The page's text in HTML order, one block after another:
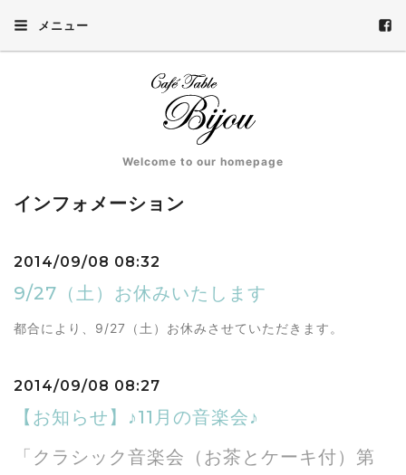
メニュー
Welcome to our homepage
インフォメーション
2014/09/08 08:32
9/27（土）お休みいたします
都合により、9/27（土）お休みさせていただきます。
2014/09/08 08:27
【お知らせ】♪11月の音楽会♪
「クラシック音楽会（お茶とケーキ付）第